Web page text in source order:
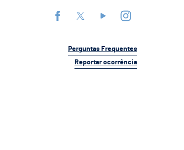
Perguntas Frequentes
Reportar ocorrência